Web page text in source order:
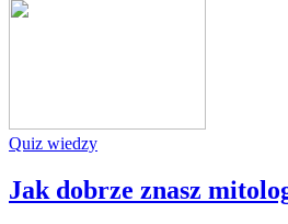
Quiz wiedzy
Jak dobrze znasz